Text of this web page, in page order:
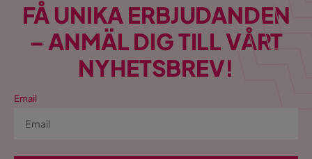
FÅ UNIKA ERBJUDANDEN
– ANMÄL DIG TILL VÅRT
NYHETSBREV!
Email